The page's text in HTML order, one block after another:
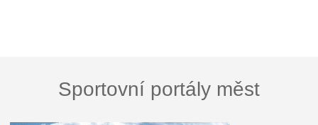
Sportovní portály měst